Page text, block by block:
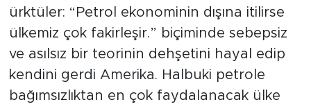
ürktüler: “Petrol ekonominin dışına itilirse
ülkemiz çok fakirleşir.” biçiminde sebepsiz
ve asılsız bir teorinin dehşetini hayal edip
kendini gerdi Amerika. Halbuki petrole
bağımsızlıktan en çok faydalanacak ülke